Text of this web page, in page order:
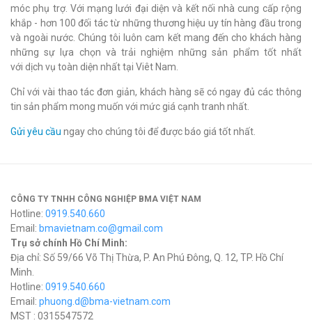
móc phụ trợ. Với mạng lưới đại diện và kết nối nhà cung cấp rộng
khắp - hơn 100 đối tác từ những thương hiệu uy tín hàng đầu trong
và ngoài nước. Chúng tôi luôn cam kết mang đến cho khách hàng
những sự lựa chọn và trải nghiệm những sản phẩm tốt nhất
với dịch vụ toàn diện nhất tại Viêt Nam.
Chỉ với vài thao tác đơn giản, khách hàng sẽ có ngay đủ các thông
tin sản phẩm mong muốn với mức giá cạnh tranh nhất.
Gửi yêu cầu ngay cho chúng tôi để được báo giá tốt nhất.
CÔNG TY TNHH CÔNG NGHIỆP BMA VIỆT NAM
Hotline: 0919.540.660
Email: bmavietnam.co@gmail.com
Trụ sở chính Hồ Chí Minh:
Địa chỉ: Số 59/66 Võ Thị Thừa, P. An Phú Đông, Q. 12, TP. Hồ Chí
Minh.
Hotline: 0919.540.660
Email: phuong.d@bma-vietnam.com
MST : 0315547572